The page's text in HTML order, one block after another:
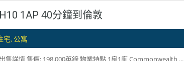
1AP 40分鐘到倫敦
宅, 公寓
售詳情 售價: 198,000英鎊 物業特點 1房1廁 Commonwealth ...